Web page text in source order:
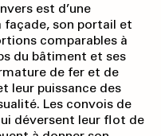
est d’une
façade, son portail et
comparables à
du bâtiment et ses
de fer et de
leur puissance des
Les convois de
déversent leur flot de